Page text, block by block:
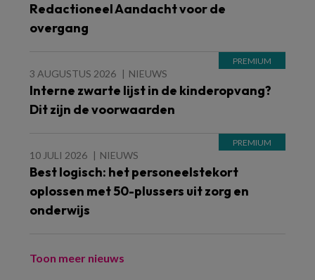
Redactioneel Aandacht voor de
overgang
3 AUGUSTUS 2026 NIEUWS
Interne zwarte lijst in de kinderopvang?
Dit zijn de voorwaarden
10 JULI 2026 NIEUWS
Best logisch: het personeelstekort
oplossen met 50-plussers uit zorg en
onderwijs
Toon meer nieuws